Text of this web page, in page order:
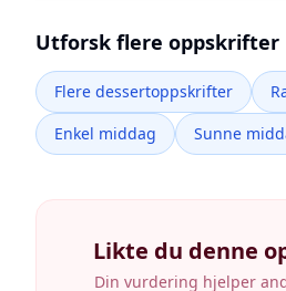
Utforsk flere oppskrifter
Flere dessertoppskrifter
Enkel middag
Sunne
Likte du denne
Din vurdering hjelper